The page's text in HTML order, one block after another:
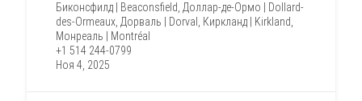
Биконсфилд | Beaconsfield, Доллар-де-Ормо | Dollard-
des-Ormeaux, Дорваль | Dorval , Киркланд | Kirkland,
Монреаль | Montréal
+1 514 244-0799
Ноя 4, 2025